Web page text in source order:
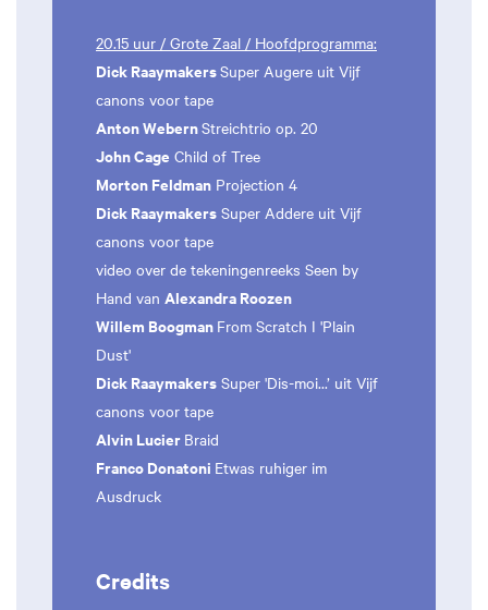
20.15 uur / Grote Zaal / Hoofdprogramma:
Dick RaaymakersSuper Augere uit Vijf
canons voor tape
Anton WebernStreichtrio op. 20
John Cage Child of Tree
Morton Feldman Projection 4
Dick Raaymakers Super Addere uit Vijf
canons voor tape
video over de tekeningenreeks Seen by
Hand van Alexandra Roozen
Willem Boogman From Scratch I 'Plain
Dust'
Dick Raaymakers Super 'Dis-moi...’ uit Vijf
canons voor tape
Alvin Lucier Braid
Franco Donatoni Etwas ruhiger im
Ausdruck
Credits